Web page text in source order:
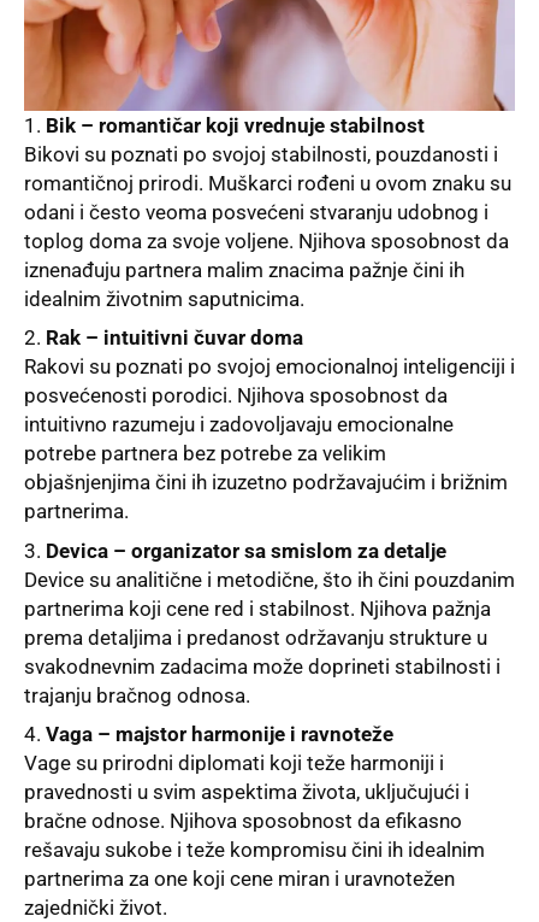
Bik – romantičar koji vrednuje stabilnost
Bikovi su poznati po svojoj stabilnosti, pouzdanosti i
romantičnoj prirodi. Muškarci rođeni u ovom znaku su
odani i često veoma posvećeni stvaranju udobnog i
toplog doma za svoje voljene. Njihova sposobnost da
iznenađuju partnera malim znacima pažnje čini ih
idealnim životnim saputnicima.
Rak – intuitivni čuvar doma
Rakovi su poznati po svojoj emocionalnoj inteligenciji i
posvećenosti porodici. Njihova sposobnost da
intuitivno razumeju i zadovoljavaju emocionalne
potrebe partnera bez potrebe za velikim
objašnjenjima čini ih izuzetno podržavajućim i brižnim
partnerima.
Devica – organizator sa smislom za detalje
Device su analitične i metodične, što ih čini pouzdanim
partnerima koji cene red i stabilnost. Njihova pažnja
prema detaljima i predanost održavanju strukture u
svakodnevnim zadacima može doprineti stabilnosti i
trajanju bračnog odnosa.
Vaga – majstor harmonije i ravnoteže
Vage su prirodni diplomati koji teže harmoniji i
pravednosti u svim aspektima života, uključujući i
bračne odnose. Njihova sposobnost da efikasno
rešavaju sukobe i teže kompromisu čini ih idealnim
partnerima za one koji cene miran i uravnotežen
zajednički život.